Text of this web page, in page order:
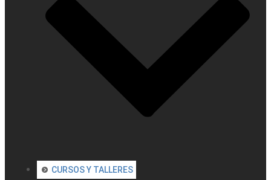
CURSOS Y TALLERES